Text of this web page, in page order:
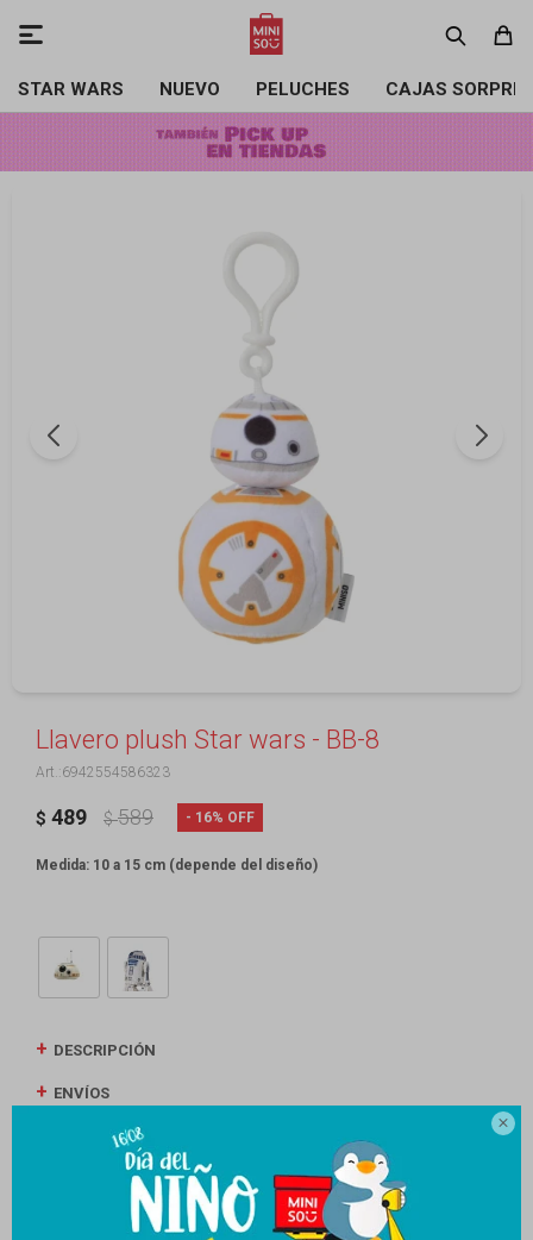

STAR WARS NUEVO PELUCHES CAJAS

Llavero plush Star wars - BB-8
6942554586323
$ 489 $ 589 16
Medida: 10 a 15 cm (depende del diseño)
DESCRIPCIÓN
ENVÍOS
CAMBIOS Y DEVOLUCIONES
MEDIOS DE PAGO